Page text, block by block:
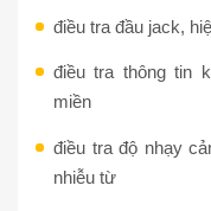
điều tra đầu jack,
điều tra thông tin
miền
điều tra độ nhạy
nhiễu từ